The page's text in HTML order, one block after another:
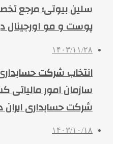
سلین بیوتی؛ مرجع
پوست و مو اورجینال
۱۴۰۳/۱۱/۲۸
انتخاب شرکت
سازمان امور مالیاتی
شرکت حسابداری ایران
۱۴۰۳/۱۰/۱۸